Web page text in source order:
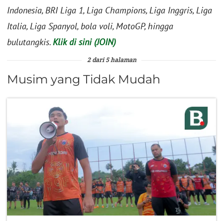
Indonesia, BRI Liga 1, Liga Champions, Liga Inggris, Liga
Italia, Liga Spanyol, bola voli, MotoGP, hingga
bulutangkis.Klik di sini (JOIN)
2 dari 5 halaman
Musim yang Tidak Mudah